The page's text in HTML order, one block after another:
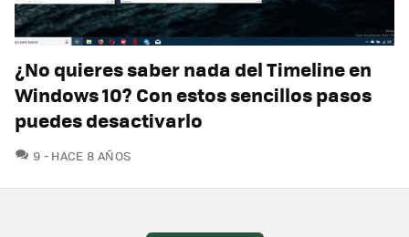
¿No quieres saber nada del Timeline en
Windows 10? Con estos sencillos pasos
puedes desactivarlo
9 COMENTARIOS
HACE 8 AÑOS